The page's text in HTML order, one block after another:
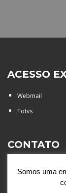
ACESSO
Webmail
Totvs
CONTATO
Santa
Rio Preto (SP)
Somos uma